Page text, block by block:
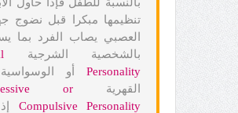
تنظيمها مبكرا قبل نضوج
العصبي يصاب الفرد بما
بالشخصية الشرجية
Personality أو
القهرية or
Compulsive Personality